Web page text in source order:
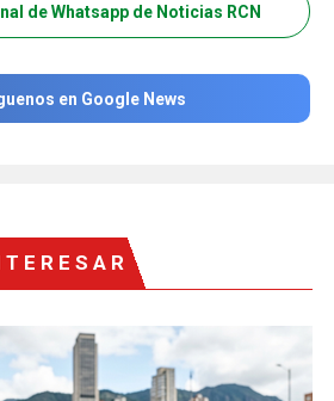
de Whatsapp de Noticias RCN
en Google News